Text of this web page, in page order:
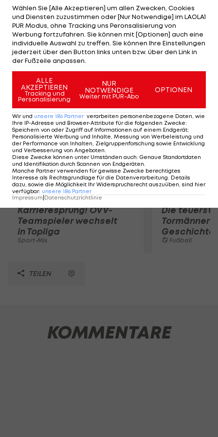
neben dem Platz Verantwortung übernehmen",
meint der Torhüter in der "Sport-Bild". Nach den
Abgängen von Mladen Petric, David Jarolim und
Paolo Guerrero fehlen eben diese Routiniers. Der
27-Jährige betont: "Sie sind Spieler, die bewiesen
hatten, was sie können."
Mehr zum Thema
Karrieresprung! ÖVV-
Teamspieler wechselt
in Topliga
Sport-Mix
Die
Tormänner
Geschichte
Fußball
TEILEN
KOMMENTARE
Wählen Sie [Alle Akzeptieren] um allen Zwecken, Cookies
und Diensten zuzustimmen oder [Nur Notwendige] im LAOLA1
PUR Modus, ohne Tracking uns Peronsalisierung von
Werbung fortzufahren. Sie können mit [Optionen] auch eine
individuelle Auswahl zu treffen. Sie können Ihre Einstellungen
jederzeit über den Button links unten bzw. über den Link in
der Fußzeile anpassen.
ALLE
AKZEPTIEREN
Tracking und
Personalisierung
NUR
NOTWENDIGE
Weiter mit PUR-Abo
OPTIONEN
Wir und unsere 186 Partner verarbeiten personenbezogene Daten, wie
Ihre IP-Adresse und Browser-Attribute für die folgenden Zwecke:
Speichern von oder Zugriff auf Informationen auf einem Endgerät;
Personalisierte Werbung und Inhalte, Messung von Werbeleistung und
der Performance von Inhalten, Zielgruppenforschung sowie Entwicklung
und Verbesserung von Angeboten.
Diese Zwecke können unter Umständen auch: Genaue Standortdaten
und Identifikation durch Scannen von Endgeräten.
Manche Partner verwenden für gewisse Zwecke berechtigtes
Interesse als Rechtsgrundlage für die Datenverarbeitung. Details
dazu, sowie die Möglichkeit Ihr Widerspruchsrecht auszuüben, sind hier
verfügbar: unsere 186 Partner
Impressum Datenschutzrichtlinie